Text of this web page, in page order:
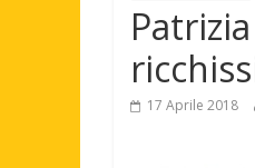
17 Aprile 2018